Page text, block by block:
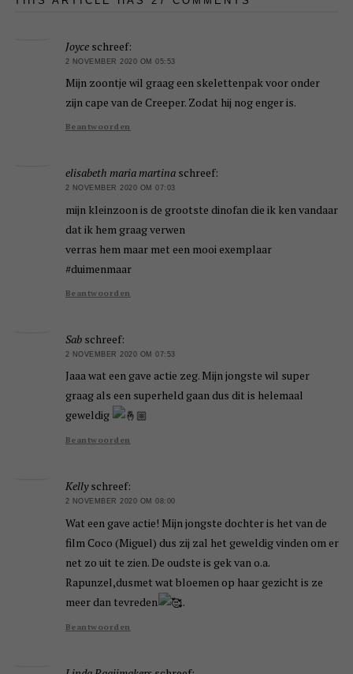
Joyce schreef:
2 NOVEMBER 2020 OM 05:53
Mijn zoontje wil graag een skelettenpak voor onder
zijn cape van de Creeper. Zodat hij nog enger is.
Beantwoorden
elisabeth maria martina schreef:
2 NOVEMBER 2020 OM 07:03
mijn kleinzoon is de grootste dinofan die ik ken vandaar
dat ik hem graag verwen
verras hem maar met een mooi exemplaar
#duimenmaar
Beantwoorden
Sab schreef:
2 NOVEMBER 2020 OM 07:53
Jaaa wat een gave actie zeg. Mijn jongste wil super
graag als een superheld gaan dus dit is helemaal
geweldig
Beantwoorden
Kelly schreef:
2 NOVEMBER 2020 OM 08:00
Wat een gave actie! Mijn jongste dochter is het van de
film Coco (Miguel) dus zij zal het geweldig vinden om er
net zo uit te zien. De oudste is gek van o.a.
Rapunzel,dusmet wat bloemen op haar gezicht is ze
meer dan tevreden
.
Beantwoorden